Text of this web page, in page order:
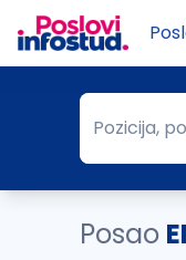
Pozicija,
Pozicija,
Posao